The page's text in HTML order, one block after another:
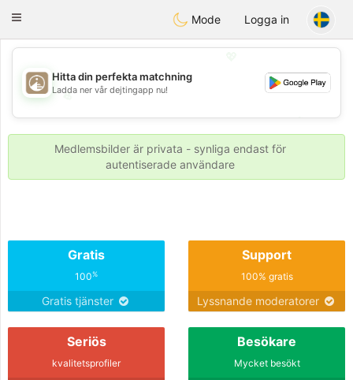
ahebik
Toggle
Mode Logga in
💖
💕
💕
Hitta din perfekta matchning
Ladda ner vår dejtingapp nu!
Medlemsbilder är privata - synliga endast för
autentiserade användare
Gratis
100%
Gratis tjänster
Support
100% gratis
Lyssnande moderatorer
Seriös
kvalitetsprofiler
Besökare
Mycket besökt